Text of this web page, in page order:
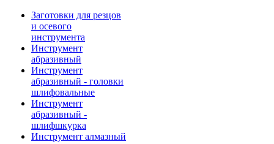
Заготовки для резцов
и осевого
инструмента
Инструмент
абразивный
Инструмент
абразивный - головки
шлифовальные
Инструмент
абразивный -
шлифшкурка
Инструмент алмазный